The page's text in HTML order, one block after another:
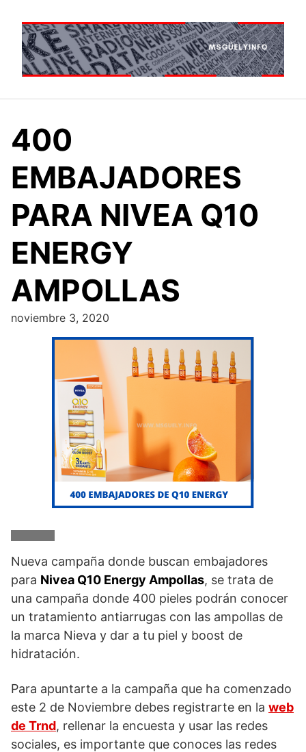
contenido
400
EMBAJADORES
PARA NIVEA Q10
ENERGY
AMPOLLAS
noviembre 3, 2020
Nueva campaña donde buscan embajadores
para Nivea Q10 Energy Ampollas, se trata de
una campaña donde 400 pieles podrán conocer
un tratamiento antiarrugas con las ampollas de
la marca Nieva y dar a tu piel y boost de
hidratación.
Para apuntarte a la campaña que ha comenzado
este 2 de Noviembre debes registrarte en la web
de Trnd, rellenar la encuesta y usar las redes
sociales, es importante que conoces las redes